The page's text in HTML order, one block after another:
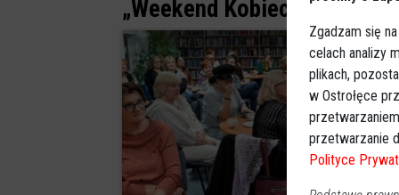
„Weekend Kobiecej Energii”
Zgadzam się
celach analizy
plikach,
w Ostrołęce
przetwarzanie
Polityce